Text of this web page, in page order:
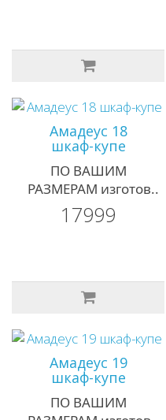
Амадеус 18
шкаф-купе
ПО ВАШИМ
РАЗМЕРАМ изготов..
17999
Амадеус 19
шкаф-купе
ПО ВАШИМ